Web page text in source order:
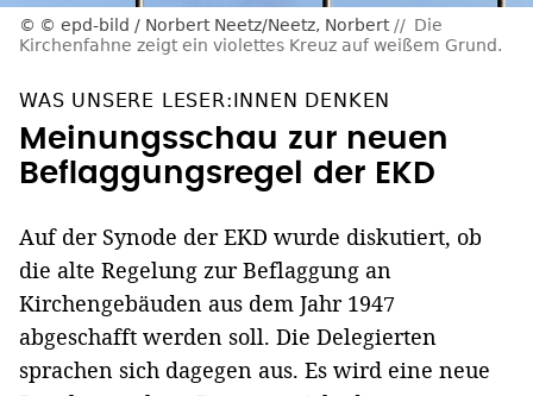
© epd-bild / Norbert Neetz/Neetz, Norbert
Die
Kirchenfahne zeigt ein violettes Kreuz auf weißem Grund.
WAS UNSERE LESER:INNEN DENKEN
Meinungsschau zur neuen
Beflaggungsregel der EKD
Auf der Synode der EKD wurde diskutiert, ob
die alte Regelung zur Beflaggung an
Kirchengebäuden aus dem Jahr 1947
abgeschafft werden soll. Die Delegierten
sprachen sich dagegen aus. Es wird eine neue